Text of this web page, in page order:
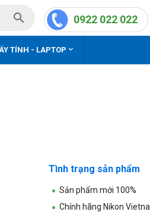
0922 022 022

TÍNH - LAPTOP  KHO
Tình trạng sản phẩm
Sản phẩm mới 100%
Chính hãng Nikon